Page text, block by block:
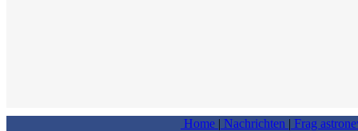
Home | Nachrichten | Frag